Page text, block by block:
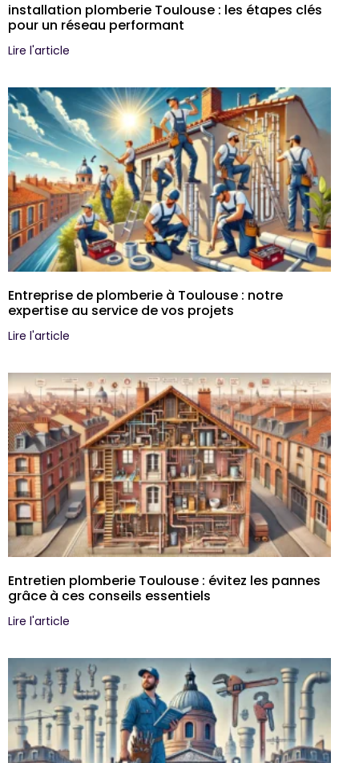
installation plomberie Toulouse : les étapes clés
pour un réseau performant
Lire l'article
Entreprise de plomberie à Toulouse : notre
expertise au service de vos projets
Lire l'article
Entretien plomberie Toulouse : évitez les pannes
grâce à ces conseils essentiels
Lire l'article